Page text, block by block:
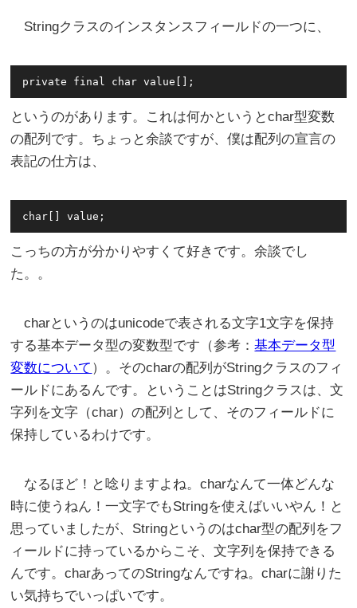
Stringクラスのインスタンスフィールドの一つに、
というのがあります。これは何かというとchar型変数
の配列です。ちょっと余談ですが、僕は配列の宣言の
表記の仕方は、
こっちの方が分かりやすくて好きです。余談でし
た。。
charというのはunicodeで表される文字1文字を保持
する基本データ型の変数型です（参考：基本データ型
変数について ）。そのcharの配列がStringクラスのフィ
ールドにあるんです。ということはStringクラスは、文
字列を文字（char）の配列として、そのフィールドに
保持しているわけです。
なるほど！と唸りますよね。charなんて一体どんな
時に使うねん！一文字でもStringを使えばいいやん！と
思っていましたが、Stringというのはchar型の配列をフ
ィールドに持っているからこそ、文字列を保持できる
んです。charあってのStringなんですね。charに謝りた
い気持ちでいっぱいです。